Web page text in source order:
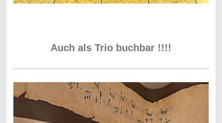
Auch als Trio buchbar !!!!